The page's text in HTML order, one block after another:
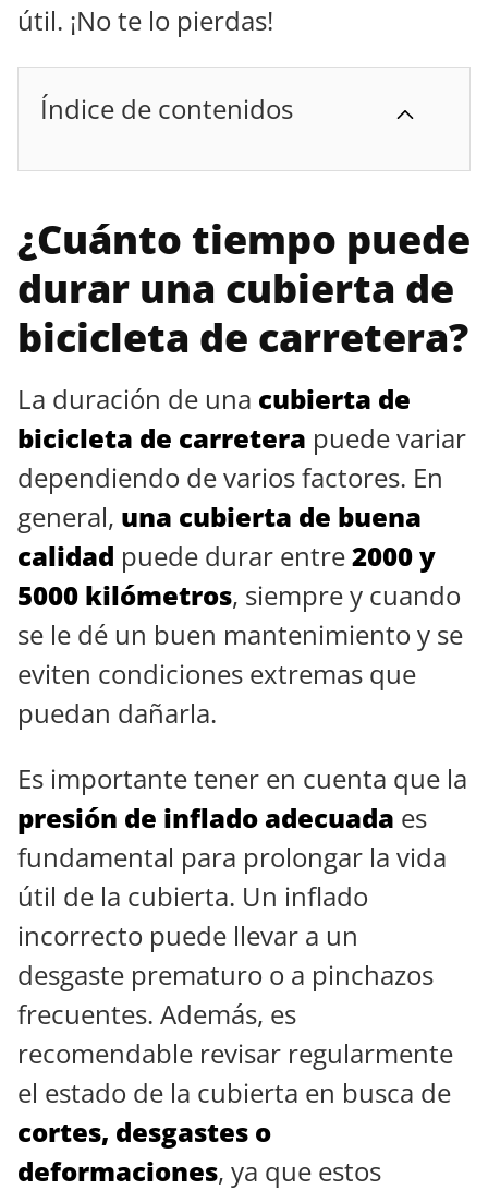
útil. ¡No te lo pierdas!
Índice de contenidos
¿Cuánto tiempo puede
durar una cubierta de
bicicleta de carretera?
La duración de una cubierta de
bicicleta de carretera puede variar
dependiendo de varios factores. En
general, una cubierta de buena
calidad puede durar entre2000 y
5000 kilómetros, siempre y cuando
se le dé un buen mantenimiento y se
eviten condiciones extremas que
puedan dañarla.
Es importante tener en cuenta que la
presión de inflado adecuada es
fundamental para prolongar la vida
útil de la cubierta. Un inflado
incorrecto puede llevar a un
desgaste prematuro o a pinchazos
frecuentes. Además, es
recomendable revisar regularmente
el estado de la cubierta en busca de
cortes, desgastes o
deformaciones, ya que estos